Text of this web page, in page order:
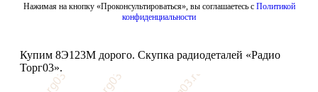
Нажимая на кнопку «Проконсультироваться», вы соглашаетесь с Политикой
конфиденциальности
Купим 8Э123М дорого. Скупка радиодеталей «Радио
Торг03».